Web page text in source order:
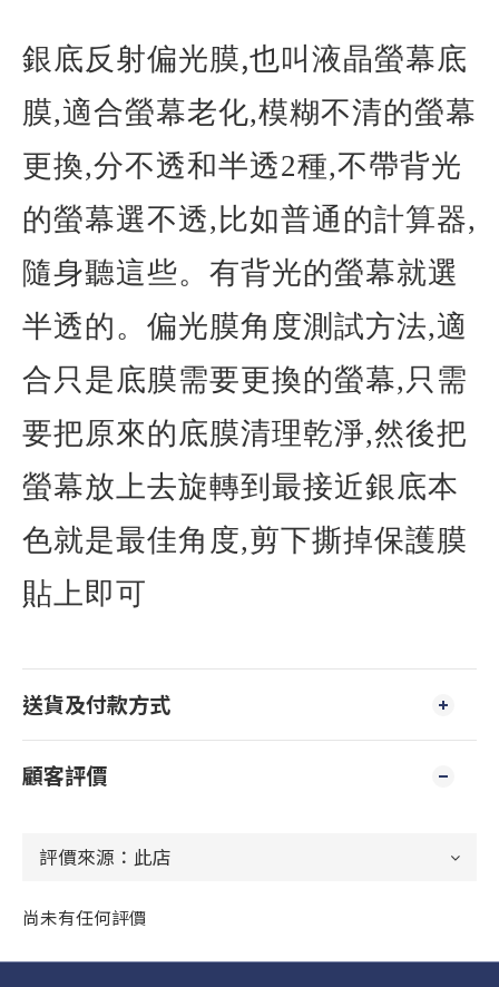
銀底反射偏光膜,也叫液晶螢幕底
膜,適合螢幕老化,模糊不清的螢幕
更換,分不透和半透2種,不帶背光
的螢幕選不透, 比如普通的計算器,
隨身聽這些。有背光的螢幕就選
半透的。偏光膜角度測試方法,適
合只是底膜需要更換的螢幕, 只需
要把原來的底膜清理乾淨,然後把
螢幕放上去旋轉到最接近銀底本
色就是最佳角度,剪下撕掉保護膜
貼上即可
送貨及付款方式
顧客評價
尚未有任何評價